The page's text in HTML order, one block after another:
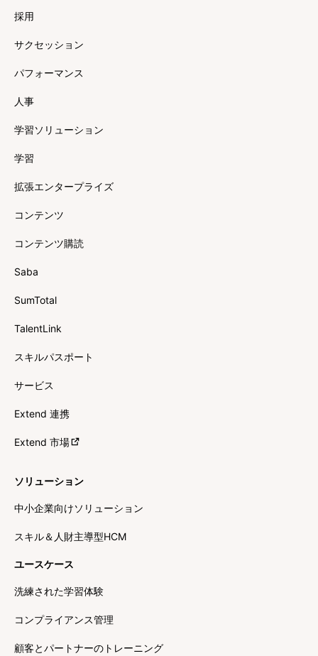
採用
サクセッション
パフォーマンス
人事
学習ソリューション
学習
拡張エンタープライズ
コンテンツ
コンテンツ購読
Saba
SumTotal
TalentLink
スキルパスポート
サービス
Extend 連携
Extend 市場
ソリューション
中小企業向けソリューション
スキル＆人財主導型HCM
ユースケース
洗練された学習体験
コンプライアンス管理
顧客とパートナーのトレーニング